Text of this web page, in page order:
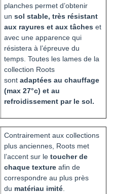
planches permet d’obtenir
un sol stable, très résistant
aux rayures et aux tâches et
avec une apparence qui
résistera à l’épreuve du
temps. Toutes les lames de la
collection Roots
sont adaptées au chauffage
(max 27°c) et au
refroidissement par le sol.
Contrairement aux collections
plus anciennes, Roots met
l’accent sur le toucher de
chaque texture afin de
correspondre au plus près
du matériau imité.